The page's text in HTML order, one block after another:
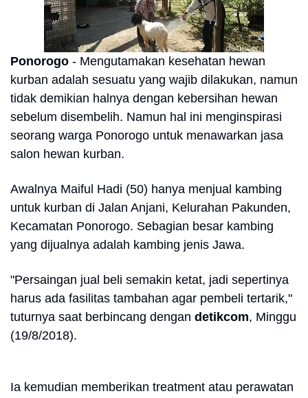
Ponorogo - Mengutamakan kesehatan hewan
kurban adalah sesuatu yang wajib dilakukan, namun
tidak demikian halnya dengan kebersihan hewan
sebelum disembelih. Namun hal ini menginspirasi
seorang warga Ponorogo untuk menawarkan jasa
salon hewan kurban.
Awalnya Maiful Hadi (50) hanya menjual kambing
untuk kurban di Jalan Anjani, Kelurahan Pakunden,
Kecamatan Ponorogo. Sebagian besar kambing
yang dijualnya adalah kambing jenis Jawa.
"Persaingan jual beli semakin ketat, jadi sepertinya
harus ada fasilitas tambahan agar pembeli tertarik,"
tuturnya saat berbincang dengan detikcom, Minggu
(19/8/2018).
Ia kemudian memberikan treatment atau perawatan